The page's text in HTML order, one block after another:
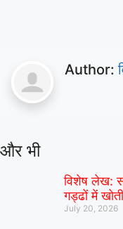
Author:
और भी
विशेष लेख:
गड्ढों में
July 20, 2026